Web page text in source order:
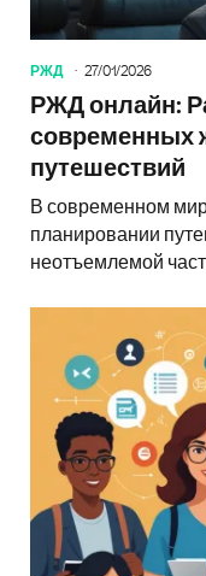
РЖД 27/01/2026
РЖД онлайн:
современных
путешествий
В современном
планировании
неотъемлемой